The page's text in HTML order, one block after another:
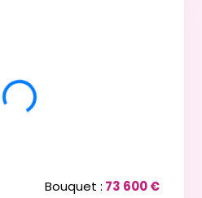
Bouquet : 73 600 €